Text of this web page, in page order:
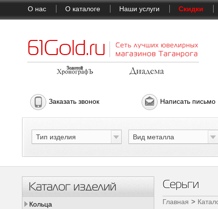
О нас О каталоге Наши услуги Скидки
Заказать звонок Написать письмо
Тип изделия Вид металла
Каталог изделий
Кольца
Серьги
Главная